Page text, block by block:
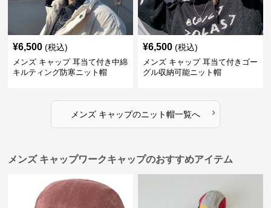
¥6,500 (税込)
メンズ キャップ 耳当て付き中綿
キルティング防寒ニット帽
¥6,500 (税込)
メンズ キャップ 耳当て付きゴー
グル収納可能ニット帽
メンズ キャップのニット帽一覧へ ›
メンズ キャップワークキャップのおすすめアイテム